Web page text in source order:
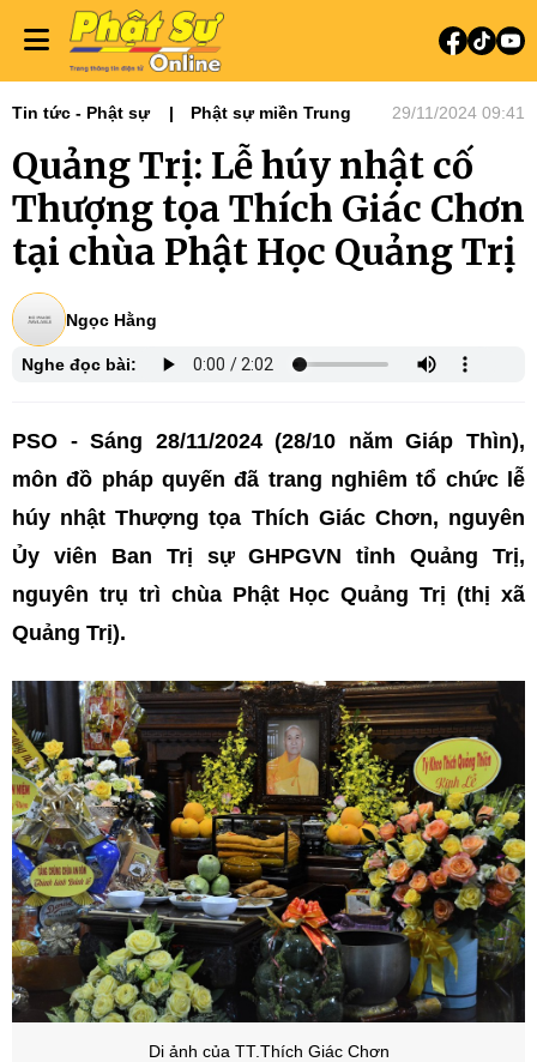
Tin tức - Phật sự Phật sự miền Trung 29/11/2024 09:41
Quảng Trị: Lễ húy nhật cố
Thượng tọa Thích Giác Chơn
tại chùa Phật Học Quảng Trị
Ngọc Hằng
Nghe đọc bài:
PSO - Sáng 28/11/2024 (28/10 năm Giáp Thìn),
môn đồ pháp quyến đã trang nghiêm tổ chức lễ
húy nhật Thượng tọa Thích Giác Chơn, nguyên
Ủy viên Ban Trị sự GHPGVN tỉnh Quảng Trị,
nguyên trụ trì chùa Phật Học Quảng Trị (thị xã
Quảng Trị).
Di ảnh của TT.Thích Giác Chơn